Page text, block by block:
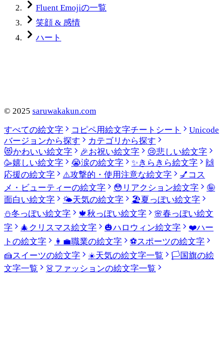
Fluent Emojiの一覧
笑顔 & 感情
ハート
© 2025 saruwakakun.com
すべての絵文字
コピペ用絵文字チートシート
Unicode
バージョンから探す
カテゴリから探す
😻かわいい絵文字 🎉お祝い絵文字 😢悲しい絵文字
🥳嬉しい絵文字 😭涙の絵文字 ✨きらきら絵文字
🙌
応援の絵文字
⚠️攻撃的・使用注意な絵文字 💅 コス
メ・ビューティーの絵文字
😳 リアクション絵文字
🤪
面白い絵文字
🌤️天気の絵文字 🏖️夏っぽい絵文字
⛄冬っぽい絵文字 🍁秋っぽい絵文字 🌸春っぽい絵文
字
🎄 クリスマス絵文字 🎃ハロウィン絵文字 ❤️ハー
トの絵文字
👩‍💼職業の絵文字 ⚽スポーツの絵文字
🍰スイーツの絵文字 ☀️天気の絵文字一覧 🏳️国旗の絵
文字一覧
👗ファッションの絵文字一覧